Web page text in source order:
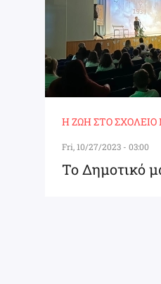
Η ΖΩΉ ΣΤΟ
Fri, 10/27/2023 - 03:00
Το Δημοτικό